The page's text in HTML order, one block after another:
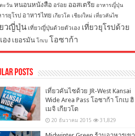
ะวัน หนอนหนังสือ อร่อย ออสเตรีย อาหารญี่ปุ่น
รยุโรป อาหารไทย เกียวโต เชียงใหม่ เที่ยวคันไซ
วญี่ปุ่น เที่ยวญี่ปุ่นด้วยตัวเอง เที่ยวยุโรปด้วย
อง เยอรมัน โกเบ โอซาก้า
Posts
เที่ยวคันไซด้วย JR-West Kansai
Wide Area Pass โอซาก้า โกเบ ฮิ
เมจิ เกียวโต
20 ธันวาคม 2015 31,829